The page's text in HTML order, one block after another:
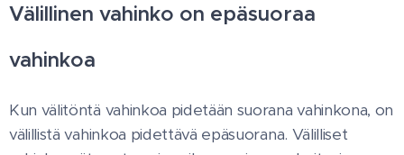
Välillinen vahinko on epäsuoraa
vahinkoa
Kun välitöntä vahinkoa pidetään suorana vahinkona, on
välillistä vahinkoa pidettävä epäsuorana. Välilliset